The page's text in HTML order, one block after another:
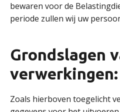
bewaren voor de
periode zullen wij uw
Grondslagen
verwerkingen:
Zoals hierboven toegelicht